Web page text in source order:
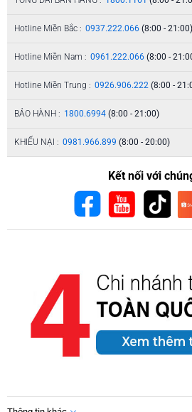
Hotline Miền Bắc : 0937.222.066 (8:00 - 21:00)
Hotline Miền Nam : 0961.222.066 (8:00 -
Hotline Miền Trung : 0926.906.222 (8:00 -
BẢO HÀNH : 1800.6994 (8:00 - 21:00)
KHIẾU NẠI : 0981.966.899 (8:00 - 20:00)
Kết nối với